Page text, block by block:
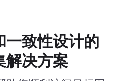
一致性设计的
解决方案